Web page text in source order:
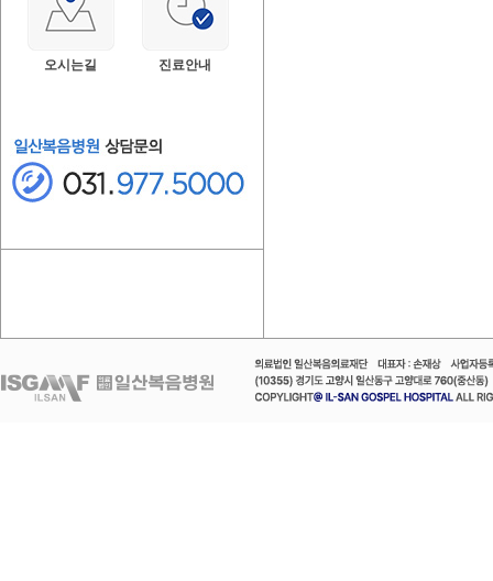
오시는길 진료안내